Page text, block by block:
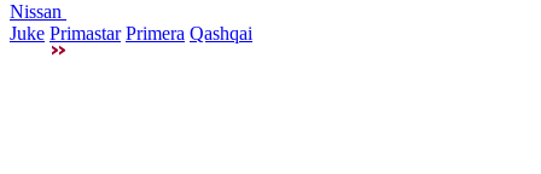
Nissan
Juke Primastar Primera Qashqai